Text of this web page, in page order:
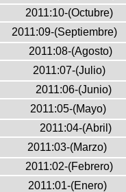
2011:10-(Octubre)
2011:09-(Septiembre)
2011:08-(Agosto)
2011:07-(Julio)
2011:06-(Junio)
2011:05-(Mayo)
2011:04-(Abril)
2011:03-(Marzo)
2011:02-(Febrero)
2011:01-(Enero)